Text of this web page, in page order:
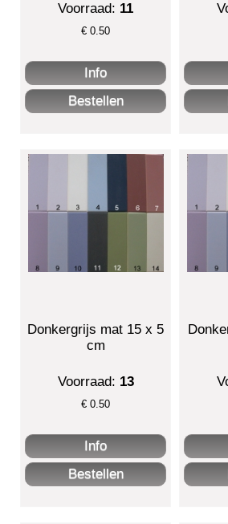
Voorraad: 11
€0.50
Donkergrijs mat 15 x 5
cm
Voorraad: 13
€0.50